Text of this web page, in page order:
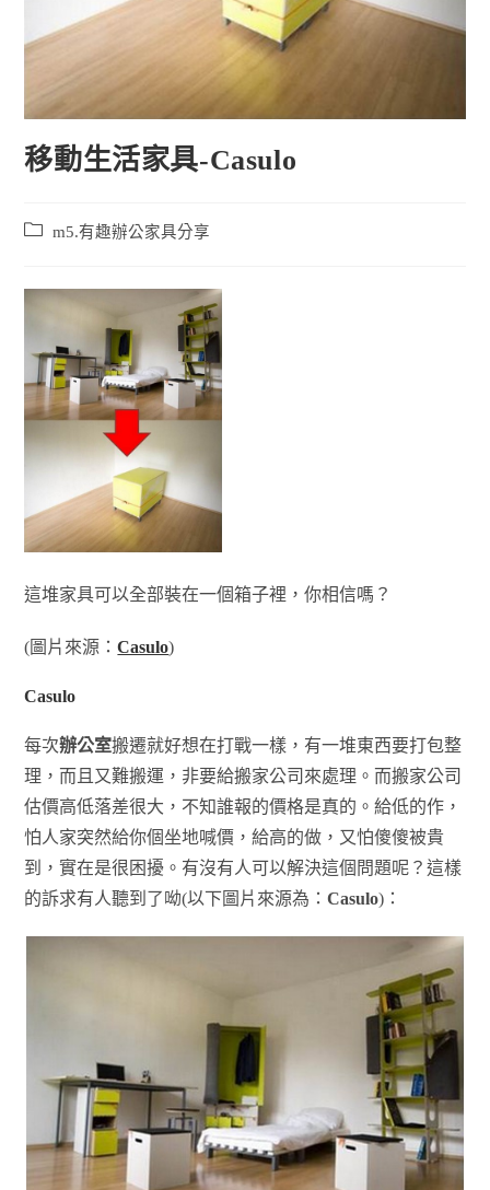
移動生活家具-Casulo
m5.有趣辦公家具分享
這堆家具可以全部裝在一個箱子裡，你相信嗎？
(圖片來源：Casulo)
Casulo
每次辦公室搬遷就好想在打戰一樣，有一堆東西要打包整
理，而且又難搬運，非要給搬家公司來處理。而搬家公司
估價高低落差很大，不知誰報的價格是真的。給低的作，
怕人家突然給你個坐地喊價，給高的做，又怕傻傻被貴
到，實在是很困擾。有沒有人可以解決這個問題呢？這樣
的訴求有人聽到了呦(以下圖片來源為：Casulo)：